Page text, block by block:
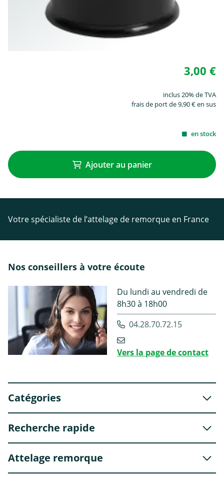
3,00 €
inclus 20% de TVA
frais de port de 9,90 € en sus
en stock
Ajouter au panier
Votre spécialiste de l’attelage de remorque en France
Nos conseillers à votre écoute
Du lundi au vendredi de
8h30 à 18h00
04.28.70.72.15
Vers la page de contact
Catégories
Recherche rapide
Attelage remorque